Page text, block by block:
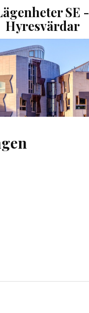
SE -
Hyresvärdar